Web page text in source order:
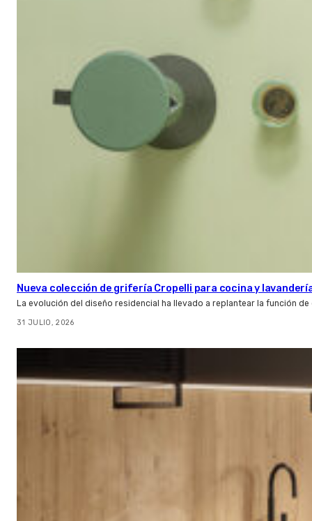
Nueva colección de grifería Cropelli para cocina y
La evolución del diseño residencial ha llevado a replantear la función
31 JULIO, 2026